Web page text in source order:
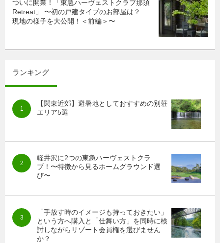
ついに開業！「東急ハーヴェストクラブ那須
Retreat」 〜初の戸建タイプのお部屋は？
現地の様子を大公開！＜前編＞〜
ランキング
【関東近郊】避暑地としておすすめの別荘
エリア5選
軽井沢に2つの東急ハーヴェストクラ
ブ！〜特徴から見るホームグラウンド選
び〜
「手放す時のイメージも持っておきたい」
という方へ購入と「仕舞い方」を同時に検
討しながらリゾート会員権を選びません
か？